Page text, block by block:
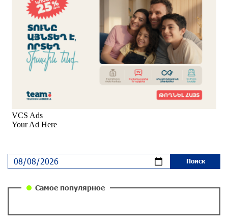
Вопрос об аресте Чалабяна дошел до
Европейского парламента: «Паст»
около одного месяца назад
и чего на самом деле ожидает общество?
парламентского бойкота оппозиции - пустая
повестка дня? «Паст»
Самое популярное